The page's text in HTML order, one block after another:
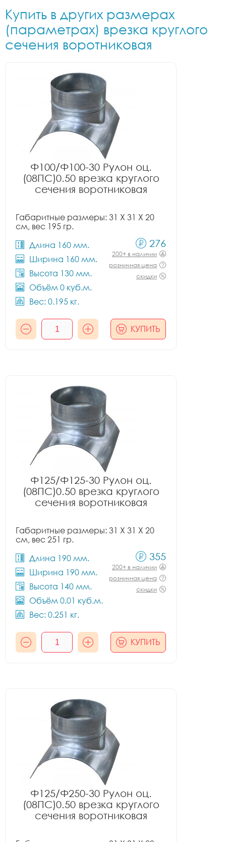
Купить в других размерах
(параметрах) врезка круглого
сечения воротниковая
Ф100/Ф100-30 Рулон оц.
(08ПС)0.50 врезка круглого
сечения воротниковая
Габаритные размеры: 31 X 31 X 20
см, вес 195 гр.
Длина 160 мм.
Ширина 160 мм.
Высота 130 мм.
Объём 0 куб.м.
Вес: 0.195 кг.
276
200+ в наличии
розничная цена
скидки
КУПИТЬ
Ф125/Ф125-30 Рулон оц.
(08ПС)0.50 врезка круглого
сечения воротниковая
Габаритные размеры: 31 X 31 X 20
см, вес 251 гр.
Длина 190 мм.
Ширина 190 мм.
Высота 140 мм.
Объём 0.01 куб.м.
Вес: 0.251 кг.
355
200+ в наличии
розничная цена
скидки
КУПИТЬ
Ф125/Ф250-30 Рулон оц.
(08ПС)0.50 врезка круглого
сечения воротниковая